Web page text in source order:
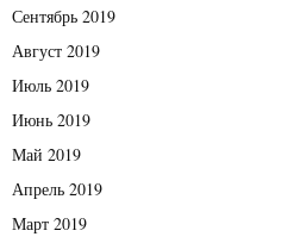
Сентябрь 2019
Август 2019
Июль 2019
Июнь 2019
Май 2019
Апрель 2019
Март 2019